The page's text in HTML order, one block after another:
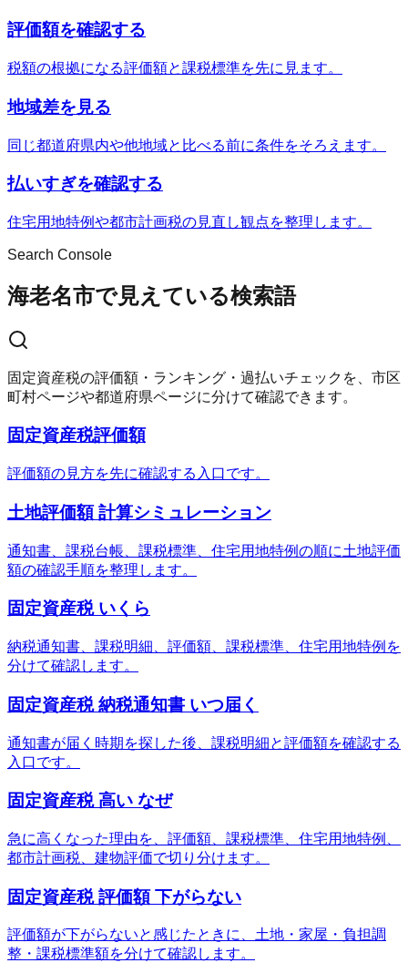
評価額を確認する
税額の根拠になる評価額と課税標準を先に見ます。
地域差を見る
同じ都道府県内や他地域と比べる前に条件をそろえます。
払いすぎを確認する
住宅用地特例や都市計画税の見直し観点を整理します。
Search Console
海老名市で見えている検索語
固定資産税の評価額・ランキング・過払いチェックを、市区
町村ページや都道府県ページに分けて確認できます。
固定資産税評価額
評価額の見方を先に確認する入口です。
土地評価額 計算シミュレーション
通知書、課税台帳、課税標準、住宅用地特例の順に土地評価
額の確認手順を整理します。
固定資産税 いくら
納税通知書、課税明細、評価額、課税標準、住宅用地特例を
分けて確認します。
固定資産税 納税通知書 いつ届く
通知書が届く時期を探した後、課税明細と評価額を確認する
入口です。
固定資産税 高い なぜ
急に高くなった理由を、評価額、課税標準、住宅用地特例、
都市計画税、建物評価で切り分けます。
固定資産税 評価額 下がらない
評価額が下がらないと感じたときに、土地・家屋・負担調
整・課税標準額を分けて確認します。